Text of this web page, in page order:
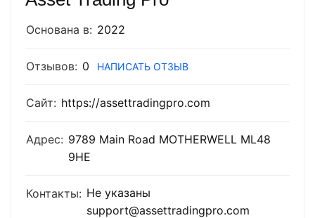
Основана в: 2022
Отзывов: 0 НАПИСАТЬ ОТЗЫВ
Сайт: https://assettradingpro.com
Адрес: 9789 Main Road MOTHERWELL ML48
9HE
Контакты: Не указаны
support@assettradingpro.com